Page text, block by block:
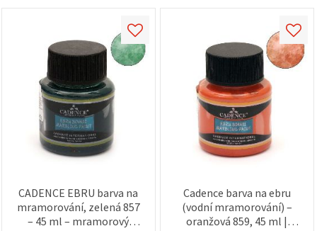
CADENCE EBRU barva na
mramorování, zelená 857
– 45 ml – mramorový
Cadence barva na ebru
(vodní mramorování) –
oranžová 859, 45 ml |